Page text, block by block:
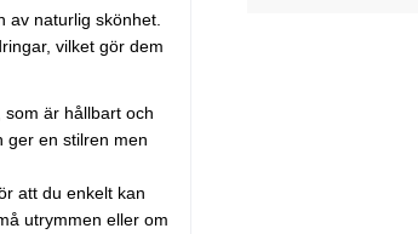
av naturlig skönhet.
vilket gör dem
är hållbart och
ger en stilren men
att du enkelt kan
utrymmen eller om